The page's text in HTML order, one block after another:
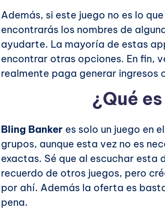
Además, si este juego no es lo
encontrarás los nombres de
ayudarte. La mayoría de estas
encontrar otras opciones. En fin,
realmente paga generar ingresos
¿Qué
Bling Banker es solo un juego en
grupos, aunque esta vez no es
exactas. Sé que al escuchar esta
recuerdo de otros juegos, pero
por ahí. Además la oferta es
pena.